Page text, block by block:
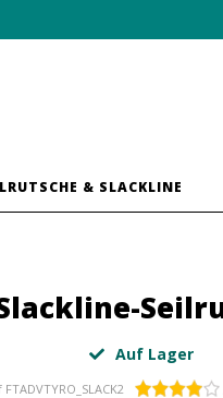
& SLACKLINE
Auf Lager
FTADVTYRO_SLACK2